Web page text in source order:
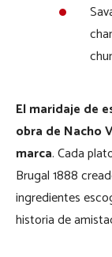
El maridaje de
obra de Nacho
marca. Cada
Brugal 1888
ingredientes
historia de